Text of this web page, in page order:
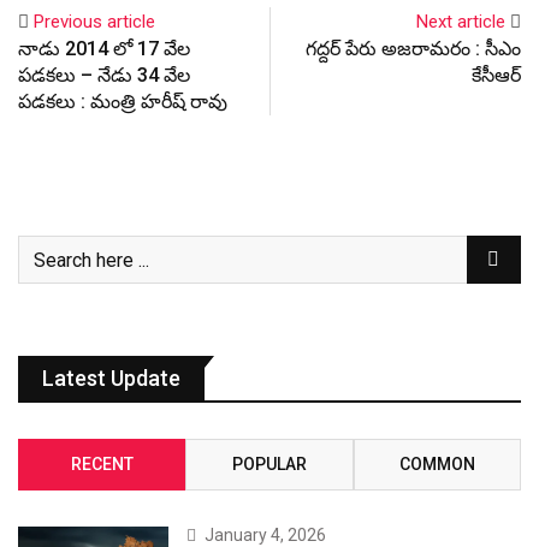
Previous article
నాడు 2014 లో 17 వేల
పడకలు – నేడు 34 వేల
పడకలు : మంత్రి హరీష్ రావు
Next article
గద్దర్ పేరు అజరామరం : సీఎం
కేసీఆర్
Latest Update
RECENT POPULAR COMMON
January 4, 2026